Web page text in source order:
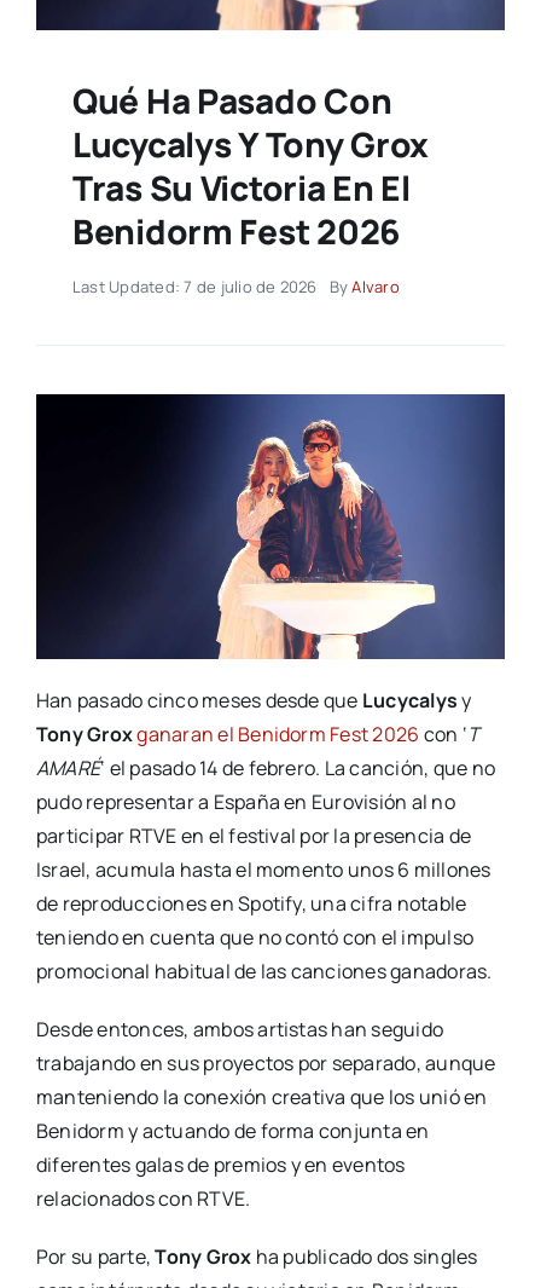
Qué Ha Pasado Con
Lucycalys Y Tony Grox
Tras Su Victoria En El
Benidorm Fest 2026
Last Updated: 7 de julio de 2026 ByAlvaro
Han pasado cinco meses desde que Lucycalysy
Tony Groxganaran el Benidorm Fest 2026 con ‘T
AMARÉ‘ el pasado 14 de febrero. La canción, que no
pudo representar a España en Eurovisión al no
participar RTVE en el festival por la presencia de
Israel, acumula hasta el momento unos 6 millones
de reproducciones en Spotify, una cifra notable
teniendo en cuenta que no contó con el impulso
promocional habitual de las canciones ganadoras.
Desde entonces, ambos artistas han seguido
trabajando en sus proyectos por separado, aunque
manteniendo la conexión creativa que los unió en
Benidorm y actuando de forma conjunta en
diferentes galas de premios y en eventos
relacionados con RTVE.
Por su parte,Tony Grox ha publicado dos singles